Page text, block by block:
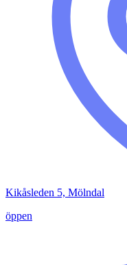
Kikåsleden 5, Mölndal
öppen